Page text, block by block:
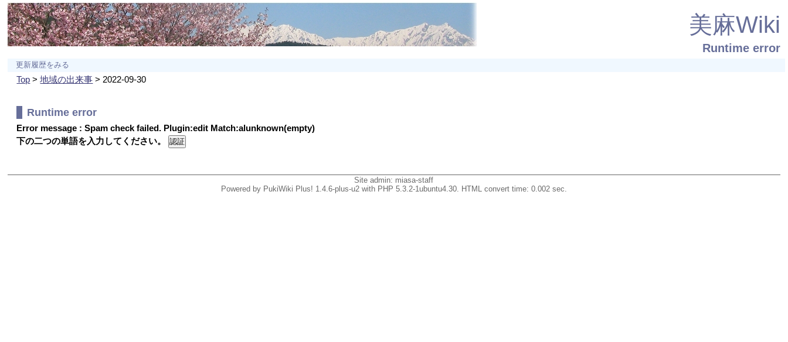
美麻Wiki
Runtime error
更新履歴をみる
Top >地域の出来事 > 2022-09-30
Runtime error
Error message : Spam check failed. Plugin:edit Match:alunknown(empty)
下の二つの単語を入力してください。
Site admin: miasa-staff
Powered by PukiWiki Plus! 1.4.6-plus-u2 with PHP 5.3.2-1ubuntu4.30. HTML convert time: 0.002 sec.